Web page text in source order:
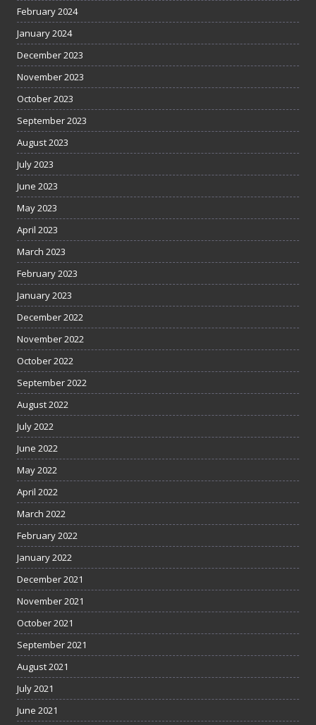
February 2024
January 2024
December 2023
November 2023
October 2023
September 2023
August 2023
July 2023
June 2023
May 2023
April 2023
March 2023
February 2023
January 2023
December 2022
November 2022
October 2022
September 2022
August 2022
July 2022
June 2022
May 2022
April 2022
March 2022
February 2022
January 2022
December 2021
November 2021
October 2021
September 2021
August 2021
July 2021
June 2021